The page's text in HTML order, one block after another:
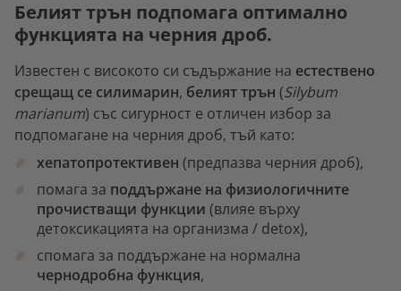
Белият трън подпомага оптимално
функцията на черния дроб.
Известен с високото си съдържание на естествено
срещащ се силимарин, белият трън (Silybum
marianum) със сигурност е отличен избор за
подпомагане на черния дроб, тъй като:
хепатопротективен (предпазва черния дроб),
помага за поддържане на физиологичните
прочистващи функции (влияе върху
детоксикацията на организма / detox),
спомага за поддържане на нормална
чернодробна функция,